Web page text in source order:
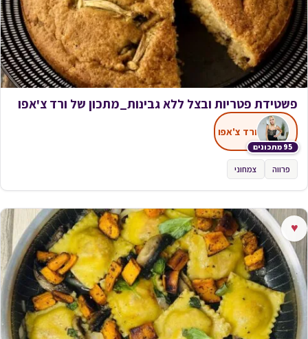
פשטידת פטריות ובצל ללא גבינות_מתכון של ורד צ'אפו
95 מתכונים
ורד צ'אפו
פרווה צמחוני
♥